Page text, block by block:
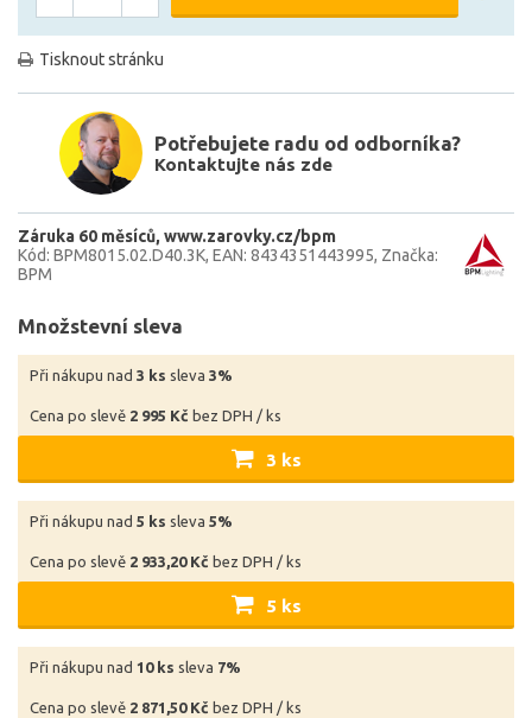
Tisknout stránku
Potřebujete radu od odborníka?
Kontaktujte nás zde
Záruka 60 měsíců www.zarovky.cz/bpm
Kód: BPM8015.02.D40.3K EAN: 8434351443995 Značka:
BPM
Množstevní sleva
Při nákupu nad 3 ks sleva 3%
Cena po slevě 2 995 Kč bez DPH / ks
3 ks
Při nákupu nad 5 ks sleva 5%
Cena po slevě 2 933,20 Kč bez DPH / ks
5 ks
Při nákupu nad 10 ks sleva 7%
Cena po slevě 2 871,50 Kč bez DPH / ks